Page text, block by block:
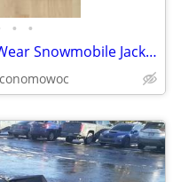
• •
1980's Vintage Yamaha Maxim Wear Snowmobile Jacket and Bibs